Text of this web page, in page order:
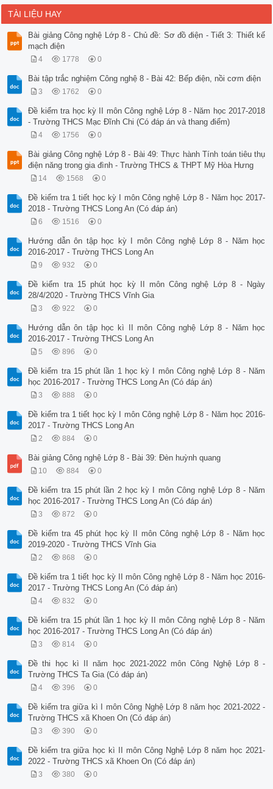
TÀI LIỆU HAY
Bài giảng Công nghệ Lớp 8 - Chủ đề: Sơ đồ điện - Tiết 3: Thiết kế
mạch điện
4 1778 0
Bài tập trắc nghiệm Công nghệ 8 - Bài 42: Bếp điện, nồi cơm điện
3 1762 0
Đề kiểm tra học kỳ II môn Công nghệ Lớp 8 - Năm học 2017-2018
- Trường THCS Mạc Đĩnh Chi (Có đáp án và thang điểm)
4 1756 0
Bài giảng Công nghệ Lớp 8 - Bài 49: Thực hành Tính toán tiêu thụ
điện năng trong gia đình - Trường THCS & THPT Mỹ Hòa Hưng
14 1568 0
Đề kiểm tra 1 tiết học kỳ I môn Công nghệ Lớp 8 - Năm học 2017-
2018 - Trường THCS Long An (Có đáp án)
6 1516 0
Hướng dẫn ôn tập học kỳ I môn Công nghệ Lớp 8 - Năm học
2016-2017 - Trường THCS Long An
9 932 0
Đề kiểm tra 15 phút học kỳ II môn Công nghệ Lớp 8 - Ngày
28/4/2020 - Trường THCS Vĩnh Gia
3 922 0
Hướng dẫn ôn tập học kì II môn Công nghệ Lớp 8 - Năm học
2016-2017 - Trường THCS Long An
5 896 0
Đề kiểm tra 15 phút lần 1 học kỳ I môn Công nghệ Lớp 8 - Năm
học 2016-2017 - Trường THCS Long An (Có đáp án)
3 888 0
Đề kiểm tra 1 tiết học kỳ I môn Công nghệ Lớp 8 - Năm học 2016-
2017 - Trường THCS Long An
2 884 0
Bài giảng Công nghệ Lớp 8 - Bài 39: Đèn huỳnh quang
10 884 0
Đề kiểm tra 15 phút lần 2 học kỳ I môn Công nghệ Lớp 8 - Năm
học 2016-2017 - Trường THCS Long An (Có đáp án)
3 872 0
Đề kiểm tra 45 phút học kỳ II môn Công nghệ Lớp 8 - Năm học
2019-2020 - Trường THCS Vĩnh Gia
2 868 0
Đề kiểm tra 1 tiết học kỳ II môn Công nghệ Lớp 8 - Năm học 2016-
2017 - Trường THCS Long An (Có đáp án)
4 832 0
Đề kiểm tra 15 phút lần 1 học kỳ II môn Công nghệ Lớp 8 - Năm
học 2016-2017 - Trường THCS Long An (Có đáp án)
3 814 0
Đề thi học kì II năm học 2021-2022 môn Công Nghệ Lớp 8 -
Trường THCS Ta Gia (Có đáp án)
4 396 0
Đề kiểm tra giữa kì I môn Công Nghệ Lớp 8 năm học 2021-2022 -
Trường THCS xã Khoen On (Có đáp án)
3 390 0
Đề kiểm tra giữa học kì II môn Công Nghệ Lớp 8 năm học 2021-
2022 - Trường THCS xã Khoen On (Có đáp án)
3 380 0